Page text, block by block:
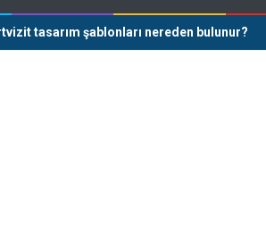
tasarım şablonları nereden bulunur?